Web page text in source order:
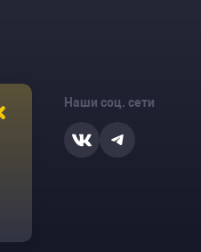
Наши соц. сети